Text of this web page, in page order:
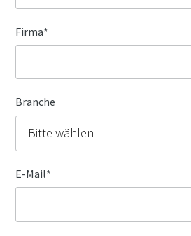
Firma*
Branche
E-Mail*